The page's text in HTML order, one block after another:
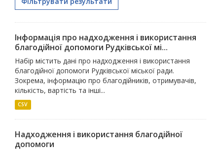
Інформація про надходження і використання
благодійної допомоги Рудківської мі...
Набір містить дані про надходження і використання
благодійної допомоги Рудківської міської ради.
Зокрема, інформацію про благодійників, отримувачів,
кількість, вартість та інші...
CSV
Надходження і використання благодійної
допомоги